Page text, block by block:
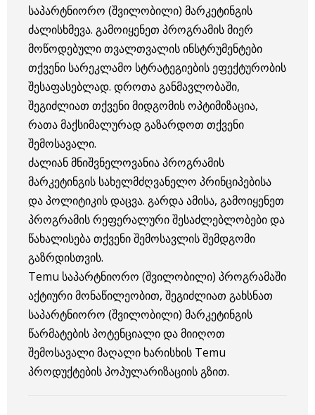
საპარტნიორო (შვილობილი) მარკეტინგის
ძალისხმევა. გამოიყენეთ პროგრამის მიერ
მოწოდებული თვალთვალის ინსტრუმენტები
თქვენი სარეკლამო სტრატეგიების ეფექტურობის
შესაფასებლად. დროთა განმავლობაში,
შეგიძლიათ თქვენი მიდგომის ოპტიმიზაცია,
რათა მაქსიმალურად გაზარდოთ თქვენი
შემოსავალი.
ძალიან მნიშვნელოვანია პროგრამის
მარკეტინგის სახელმძღვანელო პრინციპებისა
და პოლიტიკის დაცვა. გარდა ამისა, გამოიყენეთ
პროგრამის რეფერალური შესაძლებლობები და
წახალისება თქვენი შემოსავლის შემდგომი
გაზრდისთვის.
Temu საპარტნიორო (შვილობილი) პროგრამაში
აქტიური მონაწილეობით, შეგიძლიათ გახსნათ
საპარტნიორო (შვილობილი) მარკეტინგის
წარმატების პოტენციალი და მიიღოთ
შემოსავალი მაღალი ხარისხის Temu
პროდუქტების პოპულარიზაციის გზით.